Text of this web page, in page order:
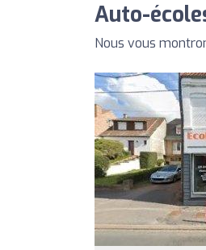
Auto-
Nous vous